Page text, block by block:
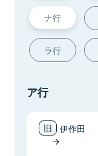
ナ行
ラ行
ア行
伊作田